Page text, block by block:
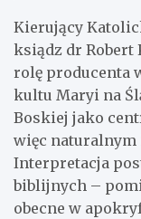
Kierujący
ksiądz dr Robert
rolę producenta
kultu Maryi na
Boskiej jako
więc
Interpretacja
biblijnych –
obecne w